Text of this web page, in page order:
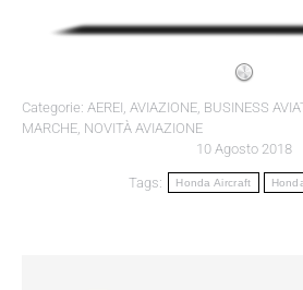
Categorie: AEREI, AVIAZIONE, BUSINESS
MARCHE, NOVITÀ AVIAZIONE
10 Agosto 2018
Tags: Honda Aircraft